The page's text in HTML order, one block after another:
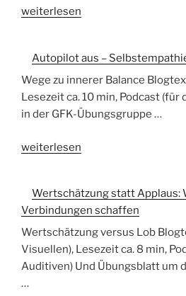
„Being
doing
Giraffe“
weiterlesen
Autopilot aus –
Wege zu innerer Balance
Lesezeit ca. 10 min, Podcast (für
in der GFK-Übungsgruppe …
„Autopilot
Selbstempathie
an“
weiterlesen
Wertschätzung statt Applaus:
Verbindungen schaffen
Wertschätzung versus Lob
Visuellen), Lesezeit ca. 8 min,
Auditiven) Und Übungsblatt um
…